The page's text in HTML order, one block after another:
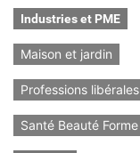
Industries et PME
Maison et jardin
Professions libérales
Santé Beauté Forme